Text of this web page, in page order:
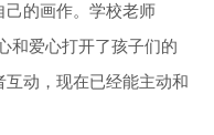
己的画作。学校老师
和爱心打开了孩子们的
动，现在已经能主动和